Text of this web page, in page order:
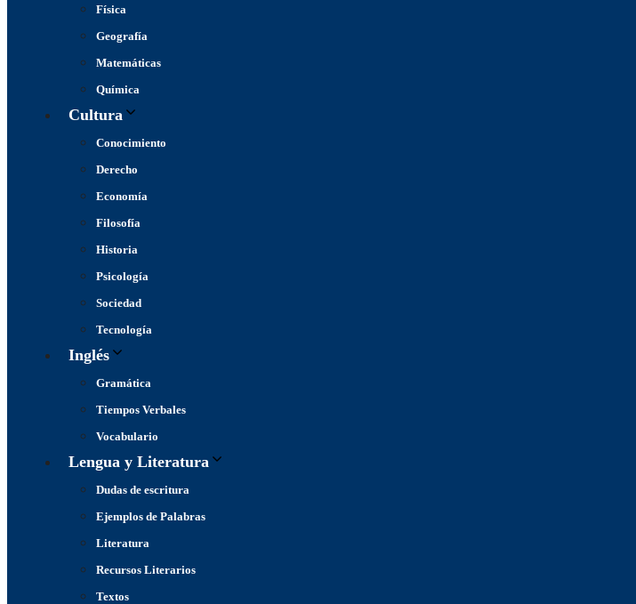
Física
Geografía
Matemáticas
Química
Cultura
Conocimiento
Derecho
Economía
Filosofía
Historia
Psicología
Sociedad
Tecnología
Inglés
Gramática
Tiempos Verbales
Vocabulario
Lengua y Literatura
Dudas de escritura
Ejemplos de Palabras
Literatura
Recursos Literarios
Textos